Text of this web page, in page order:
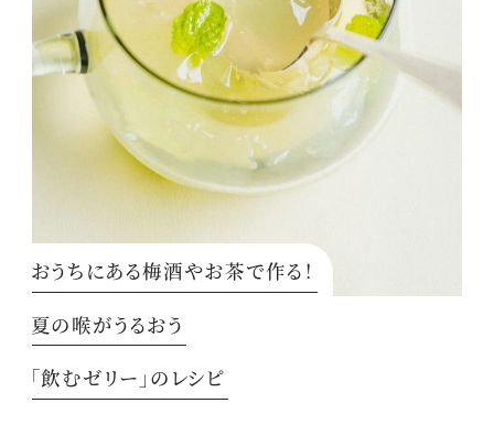
おうちにある梅酒やお茶で作る！
夏の喉がうるおう
「飲むゼリー」のレシピ